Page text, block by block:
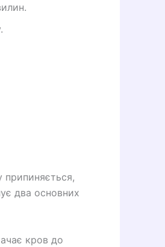
припиняється,
два основних
кров до